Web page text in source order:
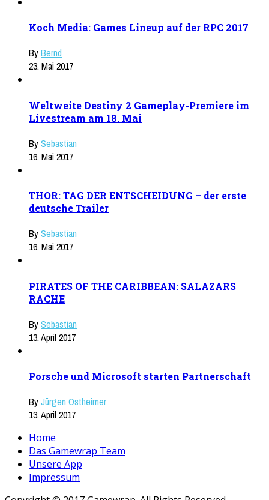
Koch Media: Games Lineup auf der RPC 2017
ByBernd
23. Mai 2017
Weltweite Destiny 2 Gameplay-Premiere im
Livestream am 18. Mai
BySebastian
16. Mai 2017
THOR: TAG DER ENTSCHEIDUNG – der erste
deutsche Trailer
BySebastian
16. Mai 2017
PIRATES OF THE CARIBBEAN: SALAZARS
RACHE
BySebastian
13. April 2017
Porsche und Microsoft starten Partnerschaft
ByJürgen Ostheimer
13. April 2017
Home
Das Gamewrap Team
Unsere App
Impressum